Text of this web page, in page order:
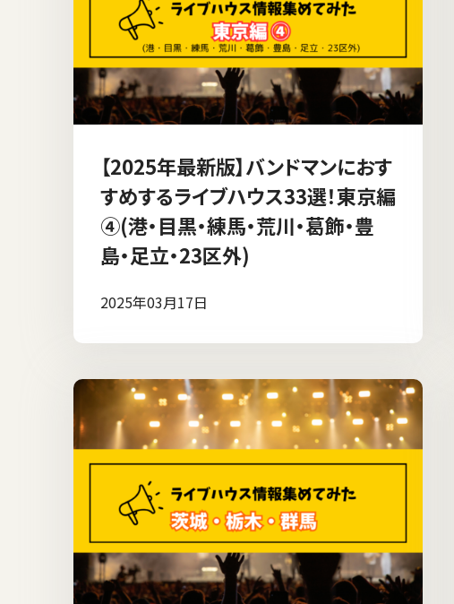
【2025年最新版】バンドマンにおす
すめするライブハウス33選！東京編
④(港・目黒・練馬・荒川・葛飾・豊
島・足立・23区外)
2025年03月17日